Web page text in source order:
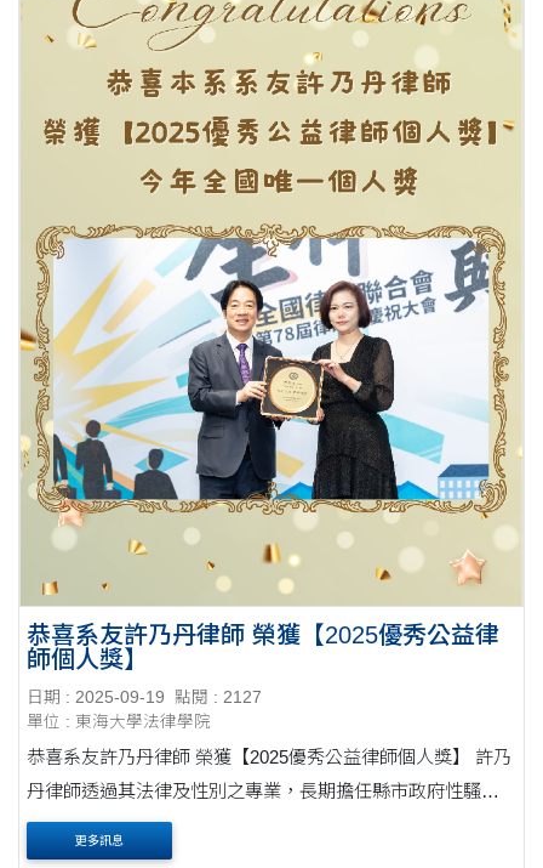
恭喜系友許乃丹律師 榮獲【2025優秀公益律
師個人獎】
日期 : 2025-09-19
點閱 : 2127
單位 : 東海大學法律學院
恭喜系友許乃丹律師 榮獲【2025優秀公益律師個人獎】 許乃
丹律師透過其法律及性別之專業，長期擔任縣市政府性騷擾
調查委員，因調查經驗專業豐富，故投入相當多心力，多年
來不斷推廣性平教育，更密集至全國各地、....
更多訊息